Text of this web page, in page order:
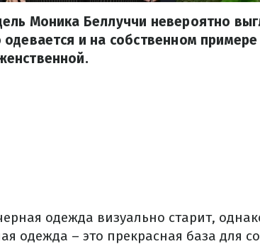
Моника Беллуччи невероятно
одевается и на собственном
одежда визуально старит,
одежда – это прекрасная база для